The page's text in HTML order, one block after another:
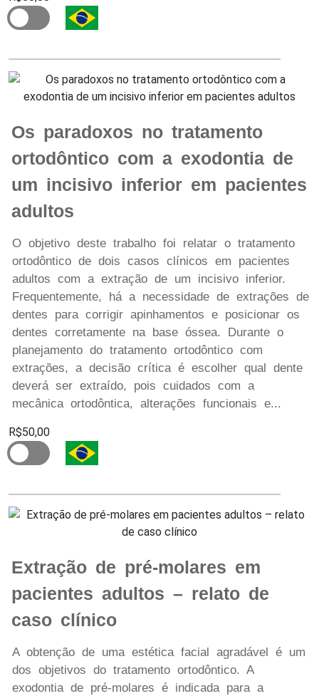
Os paradoxos no tratamento
ortodôntico com a exodontia de
um incisivo inferior em pacientes
adultos
O objetivo deste trabalho foi relatar o tratamento
ortodôntico de dois casos clínicos em pacientes
adultos com a extração de um incisivo inferior.
Frequentemente, há a necessidade de extrações de
dentes para corrigir apinhamentos e posicionar os
dentes corretamente na base óssea. Durante o
planejamento do tratamento ortodôntico com
extrações, a decisão crítica é escolher qual dente
deverá ser extraído, pois cuidados com a
mecânica ortodôntica, alterações funcionais e...
R$50,00
Extração de pré-molares em
pacientes adultos – relato de
caso clínico
A obtenção de uma estética facial agradável é um
dos objetivos do tratamento ortodôntico. A
exodontia de pré-molares é indicada para a